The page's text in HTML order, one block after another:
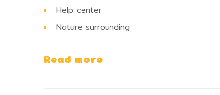
Help center
Nature surrounding
Read more